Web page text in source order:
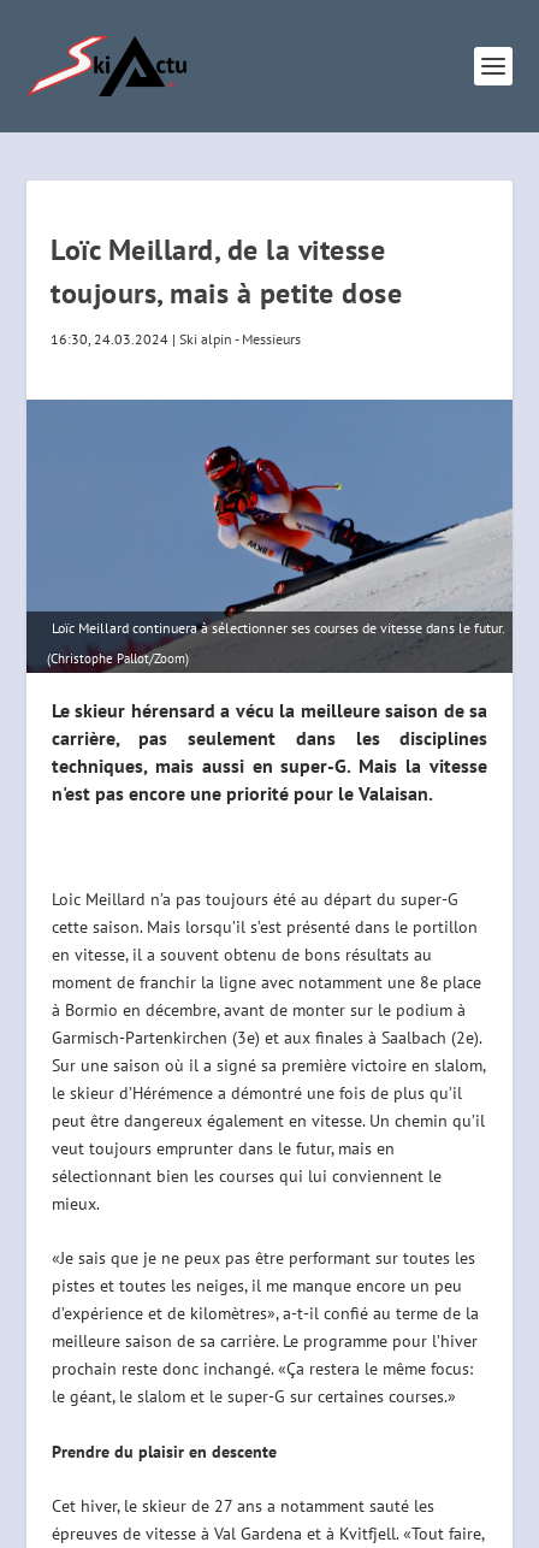
Loïc Meillard, de la vitesse
toujours, mais à petite dose
16:30, 24.03.2024 |Ski alpin - Messieurs
Loïc Meillard continuera à sélectionner ses courses de vitesse dans le futur.
(Christophe Pallot/Zoom)
Le skieur hérensard a vécu la meilleure saison de sa
carrière, pas seulement dans les disciplines
techniques, mais aussi en super-G. Mais la vitesse
n'est pas encore une priorité pour le Valaisan.
Loic Meillard n’a pas toujours été au départ du super-G
cette saison. Mais lorsqu’il s’est présenté dans le portillon
en vitesse, il a souvent obtenu de bons résultats au
moment de franchir la ligne avec notamment une 8eplace
à Bormio en décembre, avant de monter sur le podium à
Garmisch-Partenkirchen (3e) et aux finales à Saalbach (2e).
Sur une saison où il a signé sa première victoire en slalom,
le skieur d’Hérémence a démontré une fois de plus qu’il
peut être dangereux également en vitesse. Un chemin qu’il
veut toujours emprunter dans le futur, mais en
sélectionnant bien les courses qui lui conviennent le
mieux.
«Je sais que je ne peux pas être performant sur toutes les
pistes et toutes les neiges, il me manque encore un peu
d’expérience et de kilomètres», a-t-il confié au terme de la
meilleure saison de sa carrière. Le programme pour l’hiver
prochain reste donc inchangé. «Ça restera le même focus:
le géant, le slalom et le super-G sur certaines courses.»
Prendre du plaisir en descente
Cet hiver, le skieur de 27 ans a notamment sauté les
épreuves de vitesse à Val Gardena et à Kvitfjell. «Tout faire,